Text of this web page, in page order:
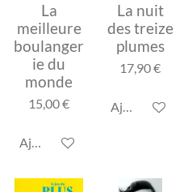
La
meilleure
boulanger
ie du
monde
15,00 €
Ajouter au panier
La nuit
des treize
plumes
17,90 €
Ajouter au